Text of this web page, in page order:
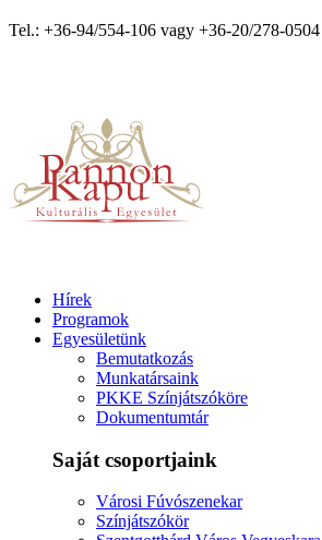
Tel.: +36-94/554-106 vagy +36-20/278-0504
Hírek
Programok
Egyesületünk
Bemutatkozás
Munkatársaink
PKKE Színjátszóköre
Dokumentumtár
Saját csoportjaink
Városi Fúvószenekar
Színjátszókör